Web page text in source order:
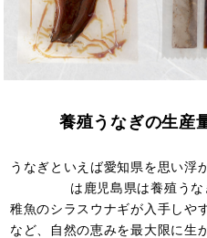
養殖うなぎの生産
うなぎといえば愛知県を思い浮
は鹿児島県は養殖うな
稚魚のシラスウナギが入手しや
など、自然の恵みを最大限に生